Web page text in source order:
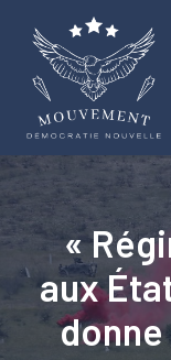
contenu
«
aux
donne